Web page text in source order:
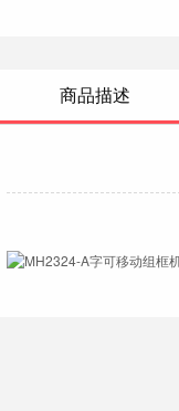
商品描述